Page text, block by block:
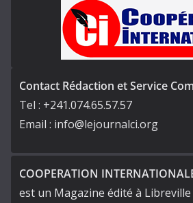
Contact Rédaction et Service
Tel : +241.074.65.57.57
Email : info@lejournalci.org
COOPERATION
est un Magazine édité à